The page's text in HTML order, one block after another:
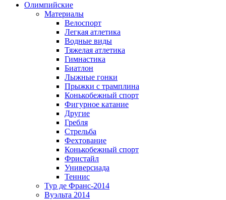
Олимпийские
Материалы
Велоспорт
Легкая атлетика
Водные виды
Тяжелая атлетика
Гимнастика
Биатлон
Лыжные гонки
Прыжки с трамплина
Конькобежный спорт
Фигурное катание
Другие
Гребля
Стрельба
Фехтование
Конькобежный спорт
Фристайл
Универсиада
Теннис
Тур де Франс-2014
Вуэльта 2014